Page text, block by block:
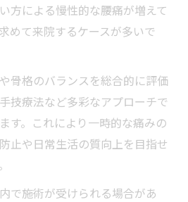
方による慢性的な腰痛が増えて
めて来院するケースが多いで
骨格のバランスを総合的に評価
技療法など多彩なアプローチで
す。これにより一時的な痛みの
止や日常生活の質向上を目指せ
で施術が受けられる場合があ